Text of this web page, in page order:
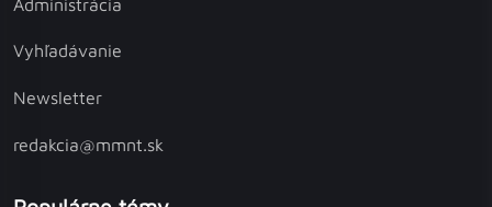
Administrácia
Vyhľadávanie
Newsletter
redakcia@mmnt.sk